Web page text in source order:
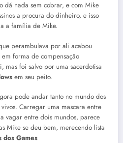
dá nada sem cobrar, e com Mike
a procura do dinheiro, e isso
a família de Mike.
perambulava por ali acabou
forma de compensação
mas foi salvo por uma sacerdotisa
em seu peito.
pode andar tanto no mundo dos
Carregar uma mascara entre
vagar entre dois mundos, parece
Mike se deu bem, merecendo lista
dos Games